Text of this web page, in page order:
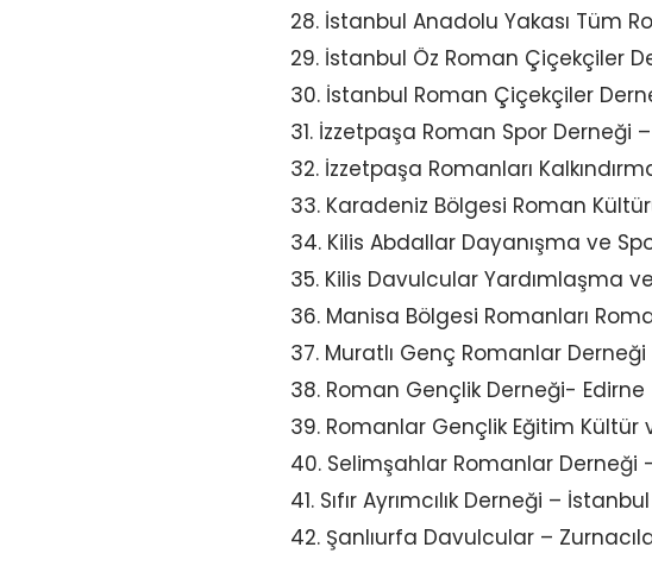
28. İstanbul Anadolu Yakası Tüm
29. İstanbul Öz Roman Çiçekçiler
30. İstanbul Roman Çiçekçiler
31. İzzetpaşa Roman Spor Derneği
32. İzzetpaşa Romanları
33. Karadeniz Bölgesi Roman
34. Kilis Abdallar Dayanışma ve
35. Kilis Davulcular Yardımlaşma
36. Manisa Bölgesi Romanları
37. Muratlı Genç Romanlar
38. Roman Gençlik Derneği- Edirne
39. Romanlar Gençlik Eğitim
40. Selimşahlar Romanlar Derneği
41. Sıfır Ayrımcılık Derneği – İstanbul
42. Şanlıurfa Davulcular –